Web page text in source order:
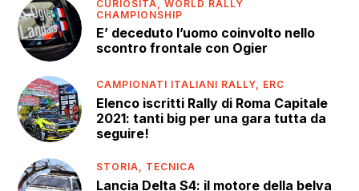
CURIOSITÀ,WORLD RALLY
CHAMPIONSHIP
E’ deceduto l’uomo coinvolto nello
scontro frontale con Ogier
CAMPIONATI ITALIANI RALLY, ERC
Elenco iscritti Rally di Roma Capitale
2021: tanti big per una gara tutta da
seguire!
STORIA, TECNICA
Lancia Delta S4: il motore della belva